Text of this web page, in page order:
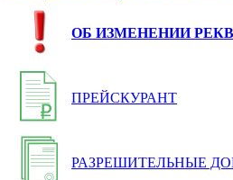
ОБ ИЗМЕНЕНИИ
ПРЕЙСКУРАНТ
РАЗРЕШИТЕЛЬНЫЕ